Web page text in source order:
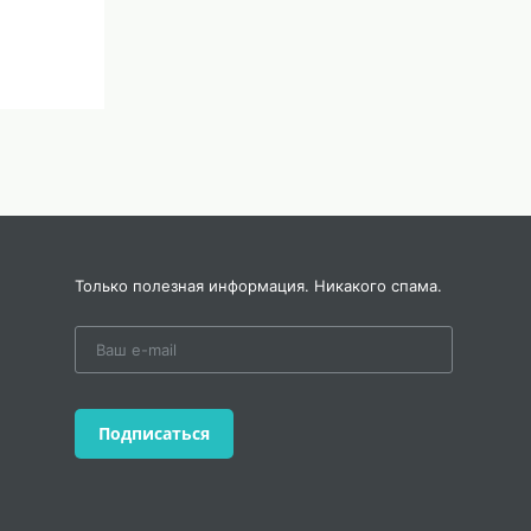
Только полезная информация. Никакого спама.
Подписаться